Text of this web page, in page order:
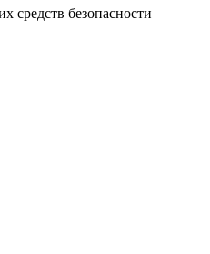
средств безопасности